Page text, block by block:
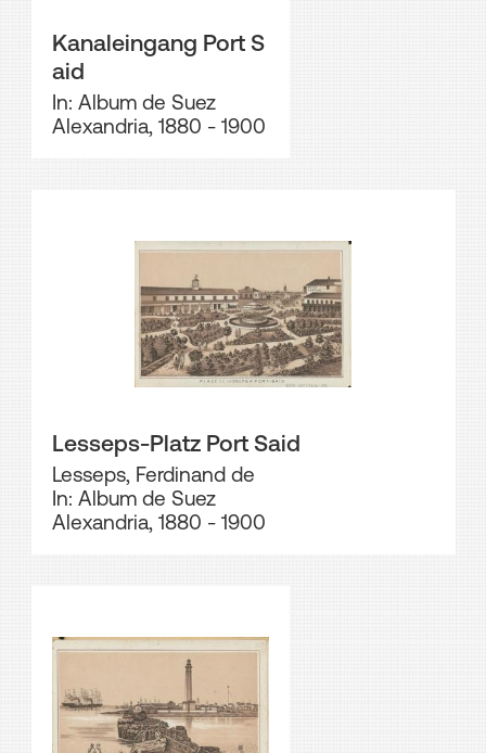
Kanaleingang Port S
aid
In: Album de Suez
Alexandria, 1880 - 1900
Lesseps-Platz Port Said
Lesseps, Ferdinand de
In: Album de Suez
Alexandria, 1880 - 1900